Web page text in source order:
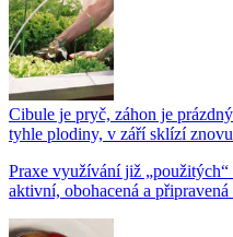
Cibule je pryč, záhon je
tyhle plodiny, v září sklízí znovu
Praxe využívání již
aktivní, obohacená a připravená